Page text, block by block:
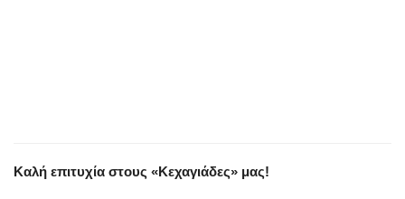
Καλή επιτυχία στους «Κεχαγιάδες» μας!